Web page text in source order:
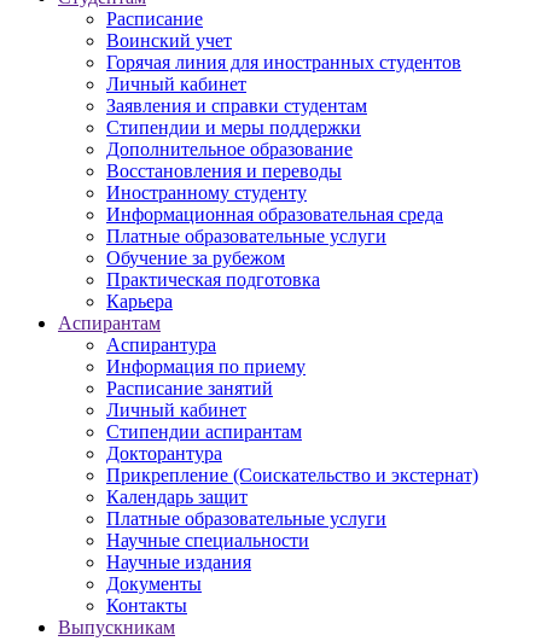
Расписание
Воинский учет
Горячая линия для иностранных студентов
Личный кабинет
Заявления и справки студентам
Стипендии и меры поддержки
Дополнительное образование
Восстановления и переводы
Иностранному студенту
Информационная образовательная среда
Платные образовательные услуги
Обучение за рубежом
Практическая подготовка
Карьера
Аспирантам
Аспирантура
Информация по приему
Расписание занятий
Личный кабинет
Стипендии аспирантам
Докторантура
Прикрепление (Соискательство и экстернат)
Календарь защит
Платные образовательные услуги
Научные специальности
Научные издания
Документы
Контакты
Выпускникам